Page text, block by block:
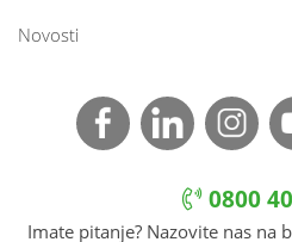
Novosti
0800
Imate pitanje? Nazovite nas na